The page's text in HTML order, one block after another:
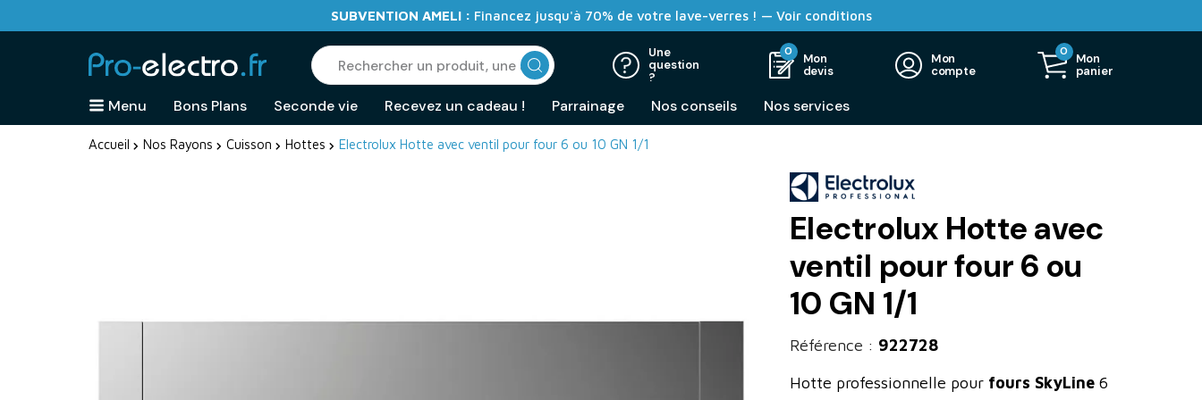
SUBVENTION AMELI : Financez jusqu'à 70% de votre lave-verres ! — Voir conditions
Une
question
?
Mon
devis
0
Mon
compte
0
Mon
panier
Menu Bons Plans Seconde vie Recevez un cadeau ! Parrainage Nos conseils Nos services
Accueil Nos Rayons Cuisson Hottes Electrolux Hotte avec ventil pour four 6 ou 10 GN 1/1
Electrolux Hotte avec
ventil pour four 6 ou
10 GN 1/1
Référence : 922728
Hotte professionnelle pour fours SkyLine 6